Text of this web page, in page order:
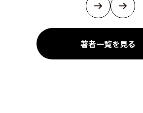
著者一覧を見る